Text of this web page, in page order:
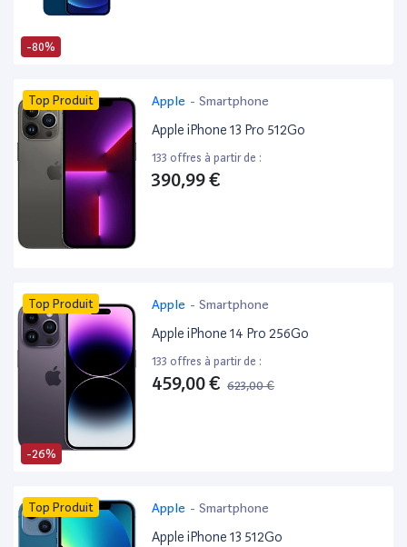
-80%
Top Produit Apple - Smartphone
Apple iPhone 13 Pro 512Go
133 offres à partir de :
390,99 €
-26%
Top Produit Apple - Smartphone
Apple iPhone 14 Pro 256Go
133 offres à partir de :
459,00 € 623,00 €
Top Produit Apple - Smartphone
Apple iPhone 13 512Go